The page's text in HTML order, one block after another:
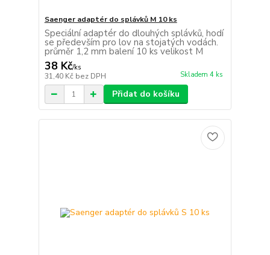
Saenger adaptér do splávků M 10 ks
Speciální adaptér do dlouhých splávků, hodí
se především pro lov na stojatých vodách.
průměr 1,2 mm balení 10 ks velikost M
38 Kč/ks
31,40 Kč bez DPH Skladem 4 ks
Přidat do košíku